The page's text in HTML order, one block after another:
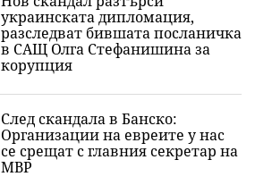
украинската дипломация,
разследват бившата посланичка
в САЩ Олга Стефанишина за
корупция
След скандала в Банско:
Организации на евреите у нас
се срещат с главния секретар на
МВР